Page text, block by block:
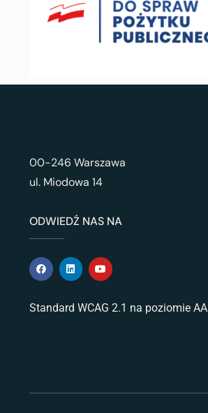
00-246 Warszawa
ul. Miodowa 14
ODWIEDŹ NAS NA
Standard WCAG 2.1 na poziomie AA